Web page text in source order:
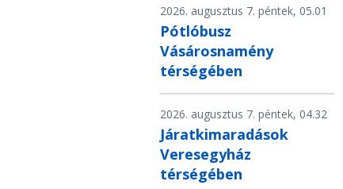
2026. augusztus 7. péntek, 05.01
Pótlóbusz
Vásárosnamény
térségében
2026. augusztus 7. péntek, 04.32
Járatkimaradások
Veresegyház
térségében